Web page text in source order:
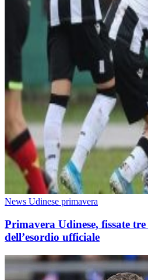
News Udinese primavera
Primavera Udinese, fissate
dell’esordio ufficiale